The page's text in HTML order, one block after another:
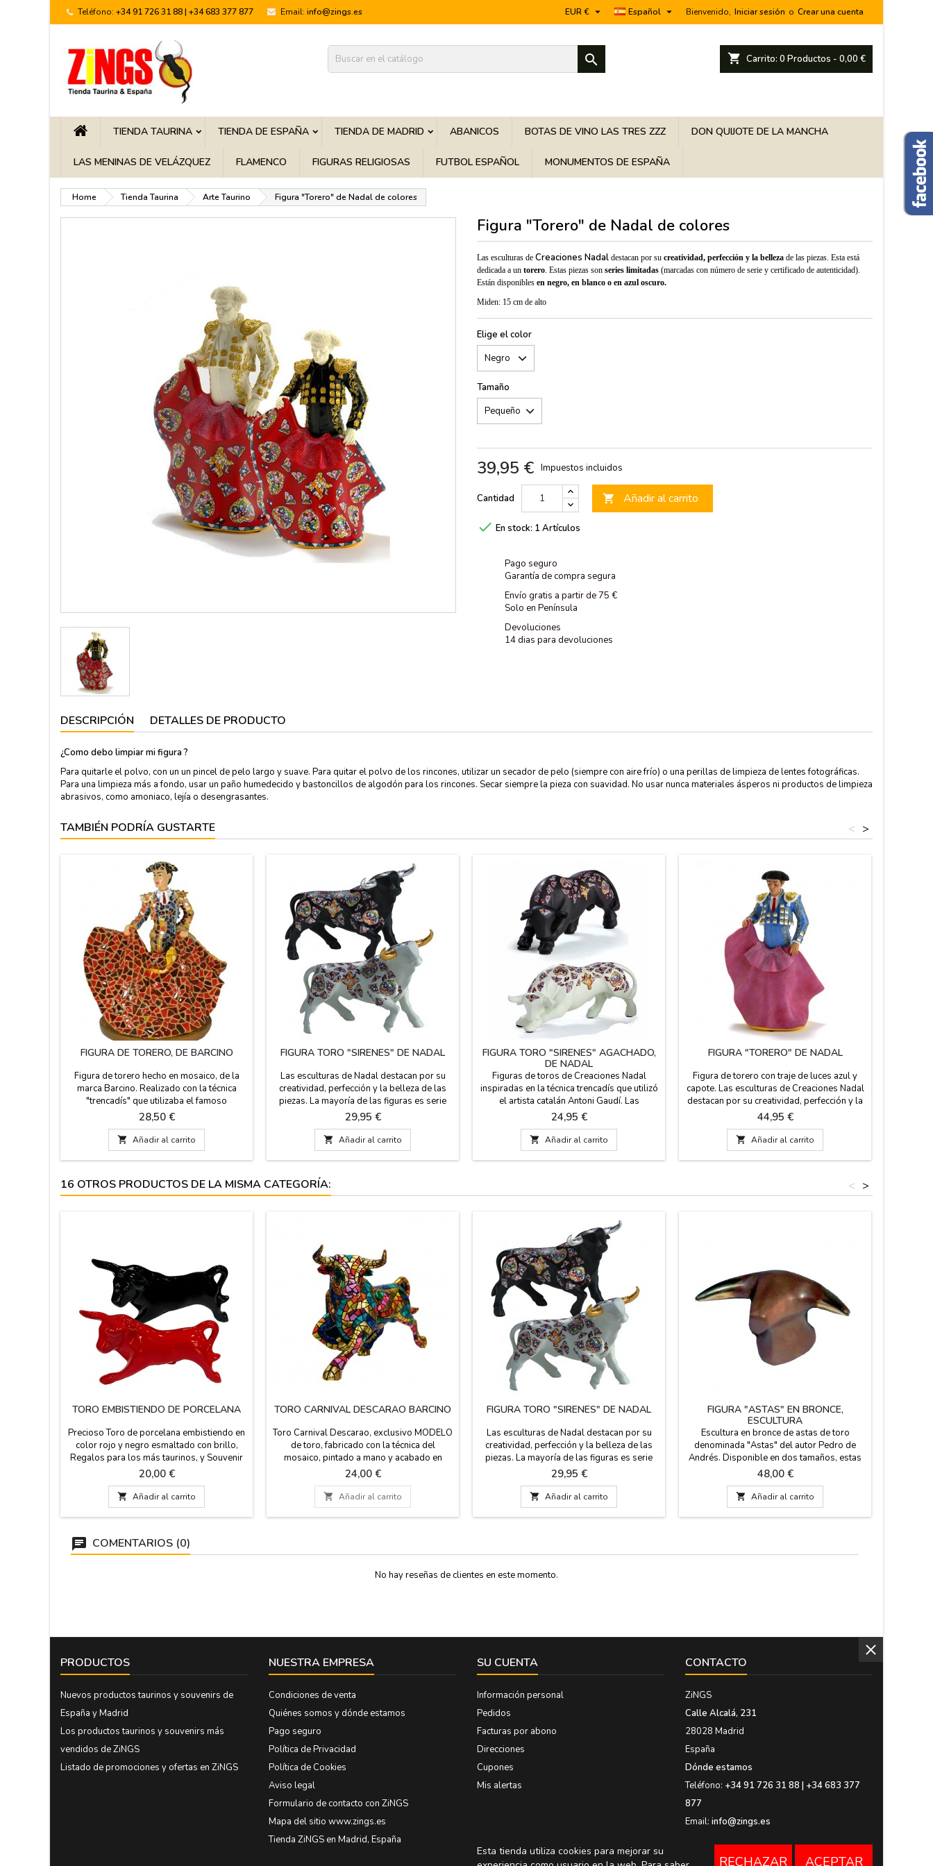
Teléfono: +34 91 726 31 88 | +34 683 377 877 Email: info@zings.es Bienvenido, Iniciar sesión o Crear una cuenta
Español 
EUR € 
shopping_cart Carrito: 0 Productos - 0,00 €

TIENDA TAURINA TIENDA DE ESPAÑA TIENDA DE MADRID ABANICOS BOTAS DE VINO LAS TRES ZZZ DON QUIJOTE DE LA MANCHA
LAS MENINAS DE VELÁZQUEZ FLAMENCO FIGURAS RELIGIOSAS FUTBOL ESPAÑOL MONUMENTOS DE ESPAÑA
Home Tienda Taurina Arte Taurino Figura "Torero" de Nadal de colores
Figura "Torero" de Nadal de colores
Las esculturas de Creaciones Nadal destacan por su creatividad, perfección y la belleza de las piezas. Esta está
dedicada a un torero. Estas piezas son series limitadas (marcadas con número de serie y certificado de autenticidad).
Están disponibles en negro, en blanco o en azul oscuro.
Miden: 15 cm de alto
Elige el color
Tamaño
39,95 € Impuestos incluidos
Cantidad  Añadir al carrito
 En stock: 1 Artículos
Pago seguro
Garantía de compra segura
Envío gratis a partir de 75 €
Solo en Península
Devoluciones
14 dias para devoluciones
DESCRIPCIÓN DETALLES DE PRODUCTO
¿Como debo limpiar mi figura ?
Para quitarle el polvo, con un un pincel de pelo largo y suave. Para quitar el polvo de los rincones, utilizar un secador de pelo (siempre con aire frío) o una perillas de limpieza de lentes fotográficas.
Para una limpieza más a fondo, usar un paño humedecido y bastoncillos de algodón para los rincones. Secar siempre la pieza con suavidad. No usar nunca materiales ásperos ni productos de limpieza
abrasivos, como amoniaco, lejía o desengrasantes.
TAMBIÉN PODRÍA GUSTARTE >
<
FIGURA DE TORERO, DE BARCINO
Figura de torero hecho en mosaico, de la
marca Barcino. Realizado con la técnica
"trencadís" que utilizaba el famoso
arquitecto catalán Antonio Gaudí y pintado a
mano. Ideal para coleccionistas y como
decoración. En estuche de regalo
transparente. Medida: 11 cm alto, caja
plástico de 15 cm alto x 11 cm ancho.
Precio
28,50 €
 Añadir al carrito
FIGURA TORO "SIRENES" DE NADAL
Las esculturas de Nadal destacan por su
creatividad, perfección y la belleza de las
piezas. La mayoría de las figuras es serie
limitada (marcadas con número de serie).
Estos toros están disponibles en blanco
con los cuernos dorados, en negro con los
cuernos plateados, rojo con cuernos
plateados, en dos tamaños. Grande: 14 cm
(alto) x 19 cm (largo)...
Precio
29,95 €
 Añadir al carrito
FIGURA TORO "SIRENES" AGACHADO,
DE NADAL
Figuras de toros de Creaciones Nadal
inspiradas en la técnica trencadís que utilizó
el artista catalán Antoni Gaudí. Las
esculturas destacan por su creatividad,
perfección y la belleza. Son series limitadas,
marcadas con número de serie. Estos toros
están disponibles en blanco y en negro y en
dos tamaños. Grande: 22 cm de
Precio
24,95 €
 Añadir al carrito
FIGURA "TORERO" DE NADAL
Figura de torero con traje de luces azul y
capote. Las esculturas de Creaciones Nadal
destacan por su creatividad, perfección y la
belleza de las piezas. Estas piezas son serie
limitada (marcadas con número de serie y
certificado de autenticidad). Medida: 19 cm
de alto.
Precio
44,95 €
 Añadir al carrito
16 OTROS PRODUCTOS DE LA MISMA CATEGORÍA: >
<
TORO EMBISTIENDO DE PORCELANA
Precioso Toro de porcelana embistiendo en
color rojo y negro esmaltado con brillo,
Regalos para los más taurinos, y Souvenir
de España. Hecho en España. Medidas: 10,5
cm. de alto x 18 cm. de largo.
Precio
20,00 €
 Añadir al carrito
TORO CARNIVAL DESCARAO BARCINO
Toro Carnival Descarao, exclusivo MODELO
de toro, fabricado con la técnica del
mosaico, pintado a mano y acabado en
brillo, para regalar a los muy taurinos.
Hecho en resina, con la técnica trencadís, es
de la marca Barcino. Colección de 6 toros
en distintas medidas (puedes ver las
medidas mas abajo).
Precio
24,00 €
 Añadir al carrito
FIGURA TORO "SIRENES" DE NADAL
Las esculturas de Nadal destacan por su
creatividad, perfección y la belleza de las
piezas. La mayoría de las figuras es serie
limitada (marcadas con número de serie).
Estos toros están disponibles en blanco
con los cuernos dorados, en negro con los
cuernos plateados, rojo con cuernos
plateados, en dos tamaños. Grande: 14 cm
Precio
29,95 €
 Añadir al carrito
FIGURA "ASTAS" EN BRONCE,
ESCULTURA
Escultura en bronce de astas de toro
denominada "Astas" del autor Pedro de
Andrés. Disponible en dos tamaños, estas
esculturas son el regalo perfecto para
coleccionistas de arte taurino. Presentada
en caja de regalo, con certificado de
autenticidad firmado por el autor. Medidas:
4,5 cm x 5 cm, ancho de astas 9 cm (grande)
Precio
48,00 €
 Añadir al carrito
COMENTARIOS (0)
No hay reseñas de clientes en este momento.
PRODUCTOS
Nuevos productos taurinos y souvenirs de
España y Madrid
Los productos taurinos y souvenirs más
vendidos de ZiNGS
Listado de promociones y ofertas en ZiNGS
NUESTRA EMPRESA
Condiciones de venta
Quiénes somos y dónde estamos
Pago seguro
Política de Privacidad
Política de Cookies
Aviso legal
Formulario de contacto con ZiNGS
Mapa del sitio www.zings.es
Tienda ZiNGS en Madrid, España
SU CUENTA
Información personal
Pedidos
Facturas por abono
Direcciones
Cupones
Mis alertas
CONTACTO
ZiNGS
Calle Alcalá, 231
28028 Madrid
España
Dónde estamos
Teléfono: +34 91 726 31 88 | +34 683 377
877
Email: info@zings.es
Esta tienda utiliza cookies para mejorar su
RECHAZAR ACEPTAR